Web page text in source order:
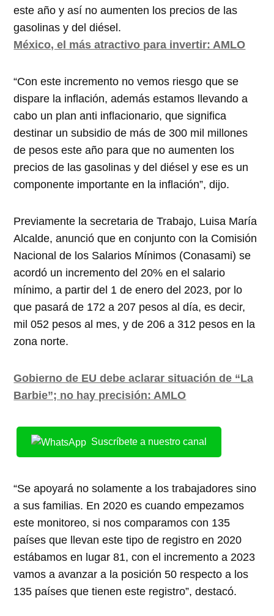
este año y así no aumenten los precios de las
gasolinas y del diésel.
México, el más atractivo para invertir: AMLO
“Con este incremento no vemos riesgo que se
dispare la inflación, además estamos llevando a
cabo un plan anti inflacionario, que significa
destinar un subsidio de más de 300 mil millones
de pesos este año para que no aumenten los
precios de las gasolinas y del diésel y ese es un
componente importante en la inflación”, dijo.
Previamente la secretaria de Trabajo, Luisa María
Alcalde, anunció que en conjunto con la Comisión
Nacional de los Salarios Mínimos (Conasami) se
acordó un incremento del 20% en el salario
mínimo, a partir del 1 de enero del 2023, por lo
que pasará de 172 a 207 pesos al día, es decir,
mil 052 pesos al mes, y de 206 a 312 pesos en la
zona norte.
Gobierno de EU debe aclarar situación de “La
Barbie”; no hay precisión: AMLO
Suscríbete a nuestro canal
“Se apoyará no solamente a los trabajadores sino
a sus familias. En 2020 es cuando empezamos
este monitoreo, si nos comparamos con 135
países que llevan este tipo de registro en 2020
estábamos en lugar 81, con el incremento a 2023
vamos a avanzar a la posición 50 respecto a los
135 países que tienen este registro”, destacó.